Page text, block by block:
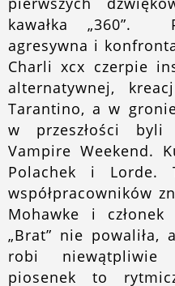
kawałka „360”.
agresywna i
Charli xcx czerpie
alternatywnej,
Tarantino, a w
w przeszłości byli
Vampire Weekend.
Polachek i Lorde.
współpracowników
Mohawke i
„Brat” nie powaliła,
robi niewątpliwie
piosenek to